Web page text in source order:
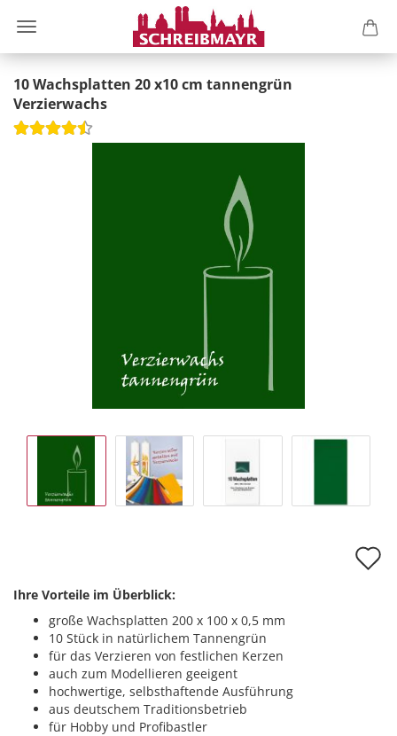
10 Wachsplatten 20 x10 cm tannengrün
Verzierwachs
Ihre Vorteile im Überblick:
große Wachsplatten 200 x 100 x 0,5 mm
10 Stück in natürlichem Tannengrün
für das Verzieren von festlichen Kerzen
auch zum Modellieren geeigent
hochwertige, selbsthaftende Ausführung
aus deutschem Traditionsbetrieb
für Hobby und Profibastler